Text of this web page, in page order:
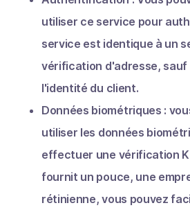
utiliser ce service pour
service est identique à un
vérification d'adresse, sauf
l'identité du client.
Données biométriques :
utiliser les données
effectuer une vérification
fournit un pouce, une
rétinienne, vous pouvez